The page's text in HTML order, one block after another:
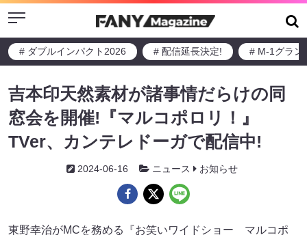
Menu
# ダブルインパクト2026 # 配信延長決定! # M-1グラン
吉本印天然素材が諸事情だらけの同
窓会を開催!『マルコポロリ！』
TVer、カンテレドーガで配信中!
2024-06-16 ニュース お知らせ
東野幸治がMCを務める『お笑いワイドショー マルコポ